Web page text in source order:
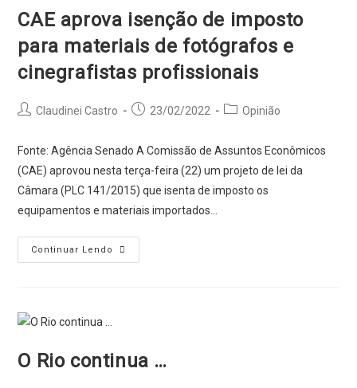
CAE aprova isenção de imposto
para materiais de fotógrafos e
cinegrafistas profissionais
PostClaudinei Castro
Post23/02/2022
PostOpinião
Fonte: Agência Senado A Comissão de Assuntos Econômicos
(CAE) aprovou nesta terça-feira (22) um projeto de lei da
Câmara (PLC 141/2015) que isenta de imposto os
equipamentos e materiais importados…
Continuar Lendo
aprova
materiais
O Rio continua …